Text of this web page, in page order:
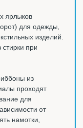
ярлыков
для одежды,
изделий.
при
из
проходят
для
от
намотки,